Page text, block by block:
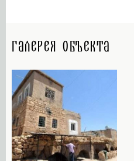
Галерея объекта